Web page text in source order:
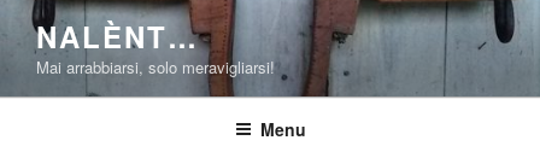
Salta
contenuto
NALÈNT…
Mai arrabbiarsi, solo meravigliarsi!
Menu